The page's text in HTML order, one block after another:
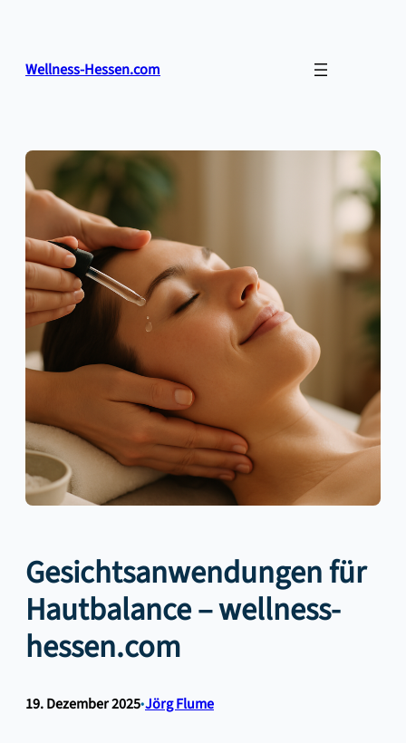
Wellness-Hessen.com
Gesichtsanwendungen für
Hautbalance – wellness-
hessen.com
19. Dezember 2025•Jörg Flume